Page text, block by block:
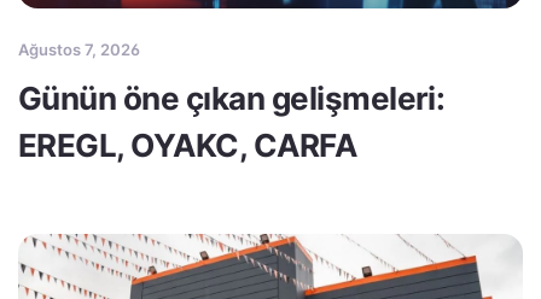
Ağustos 7, 2026
Günün öne çıkan gelişmeleri:
EREGL, OYAKC, CARFA